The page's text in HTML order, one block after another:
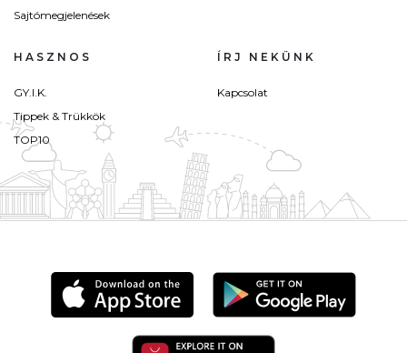
Sajtómegjelenések
HASZNOS
GY.I.K.
Tippek & Trükkök
TOP10
ÍRJ NEKÜNK
Kapcsolat